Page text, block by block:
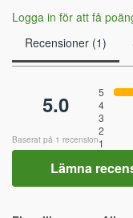
Logga in för att få
Recensioner (1)
5.0
Baserat på 1 recension
5
4
3
2
1
Lämna